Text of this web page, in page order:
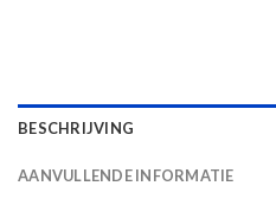
BESCHRIJVING
AANVULLENDE INFORMATIE